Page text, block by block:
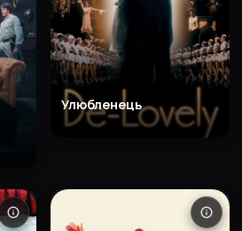
Улюбленець